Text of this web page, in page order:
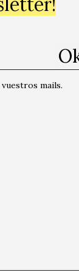
mails.